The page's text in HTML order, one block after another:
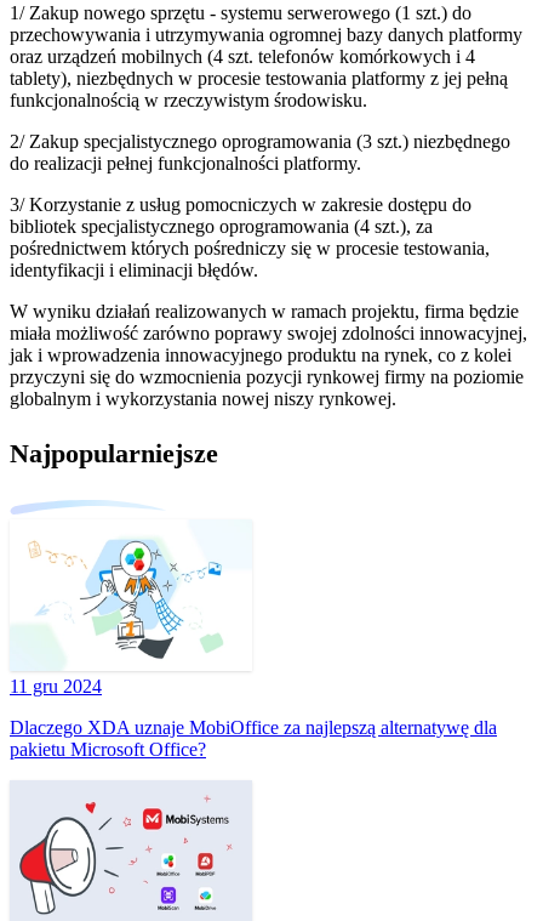
1/ Zakup nowego sprzętu - systemu serwerowego (1 szt.) do
przechowywania i utrzymywania ogromnej bazy danych platformy
oraz urządzeń mobilnych (4 szt. telefonów komórkowych i 4
tablety), niezbędnych w procesie testowania platformy z jej pełną
funkcjonalnością w rzeczywistym środowisku.
2/ Zakup specjalistycznego oprogramowania (3 szt.) niezbędnego
do realizacji pełnej funkcjonalności platformy.
3/ Korzystanie z usług pomocniczych w zakresie dostępu do
bibliotek specjalistycznego oprogramowania (4 szt.), za
pośrednictwem których pośredniczy się w procesie testowania,
identyfikacji i eliminacji błędów.
W wyniku działań realizowanych w ramach projektu, firma będzie
miała możliwość zarówno poprawy swojej zdolności innowacyjnej,
jak i wprowadzenia innowacyjnego produktu na rynek, co z kolei
przyczyni się do wzmocnienia pozycji rynkowej firmy na poziomie
globalnym i wykorzystania nowej niszy rynkowej.
Najpopularniejsze
11 gru 2024
Dlaczego XDA uznaje MobiOffice za najlepszą alternatywę dla
pakietu Microsoft Office?